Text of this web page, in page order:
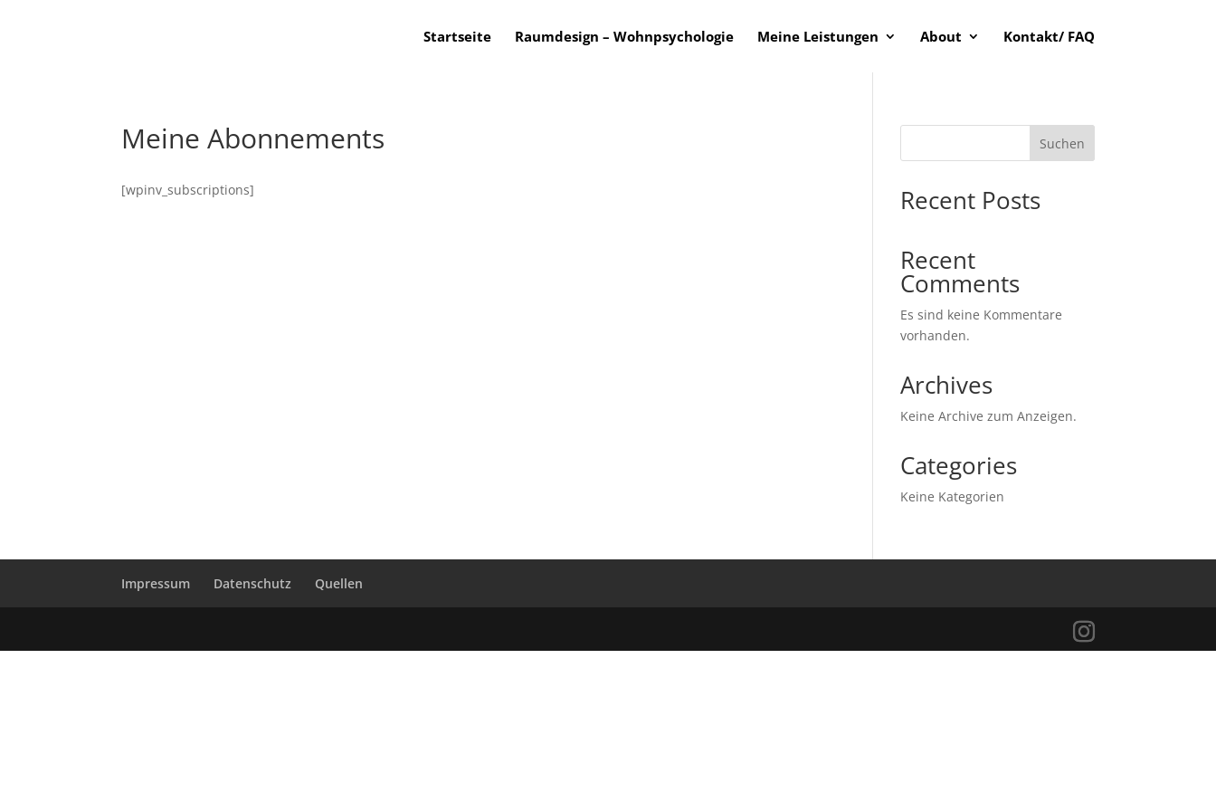
Startseite Raumdesign – Wohnpsychologie Meine Leistungen About Kontakt/ FAQ
Meine Abonnements
[wpinv_subscriptions]
Suchen
Recent Posts
Recent
Comments
Es sind keine Kommentare
vorhanden.
Archives
Keine Archive zum Anzeigen.
Categories
Keine Kategorien
Impressum Datenschutz Quellen